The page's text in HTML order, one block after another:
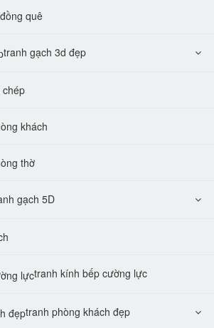
quê
tranh gạch 3d đẹp
chép
khách
thờ
gạch 5D
tranh kính bếp cường lực
tranh phòng khách đẹp